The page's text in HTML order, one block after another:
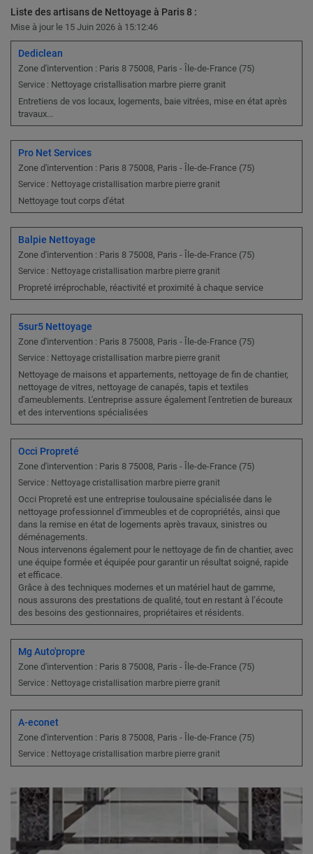
Liste des artisans de Nettoyage à Paris 8 :
Mise à jour le 15 Juin 2026 à 15:12:46
Dediclean
Zone d'intervention : Paris 8 75008, Paris - Île-de-France (75)
Service : Nettoyage cristallisation marbre pierre granit
Entretiens de vos locaux, logements, baie vitrées, mise en état après
travaux...
Pro Net Services
Zone d'intervention : Paris 8 75008, Paris - Île-de-France (75)
Service : Nettoyage cristallisation marbre pierre granit
Nettoyage tout corps d'état
Balpie Nettoyage
Zone d'intervention : Paris 8 75008, Paris - Île-de-France (75)
Service : Nettoyage cristallisation marbre pierre granit
Propreté irréprochable, réactivité et proximité à chaque service
5sur5 Nettoyage
Zone d'intervention : Paris 8 75008, Paris - Île-de-France (75)
Service : Nettoyage cristallisation marbre pierre granit
Nettoyage de maisons et appartements, nettoyage de fin de chantier,
nettoyage de vitres, nettoyage de canapés, tapis et textiles
d'ameublements. L'entreprise assure également l'entretien de bureaux
et des interventions spécialisées
Occi Propreté
Zone d'intervention : Paris 8 75008, Paris - Île-de-France (75)
Service : Nettoyage cristallisation marbre pierre granit
Occi Propreté est une entreprise toulousaine spécialisée dans le
nettoyage professionnel d’immeubles et de copropriétés, ainsi que
dans la remise en état de logements après travaux, sinistres ou
déménagements.
Nous intervenons également pour le nettoyage de fin de chantier, avec
une équipe formée et équipée pour garantir un résultat soigné, rapide
et efficace.
Grâce à des techniques modernes et un matériel haut de gamme,
nous assurons des prestations de qualité, tout en restant à l’écoute
des besoins des gestionnaires, propriétaires et résidents.
Mg Auto'propre
Zone d'intervention : Paris 8 75008, Paris - Île-de-France (75)
Service : Nettoyage cristallisation marbre pierre granit
A-econet
Zone d'intervention : Paris 8 75008, Paris - Île-de-France (75)
Service : Nettoyage cristallisation marbre pierre granit